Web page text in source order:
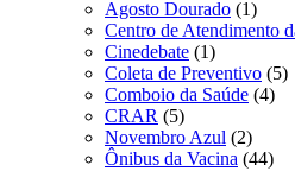
Agosto Dourado (1)
Centro de Atendimento
Cinedebate (1)
Coleta de Preventivo (5)
Comboio da Saúde (4)
CRAR (5)
Novembro Azul (2)
Ônibus da Vacina (44)